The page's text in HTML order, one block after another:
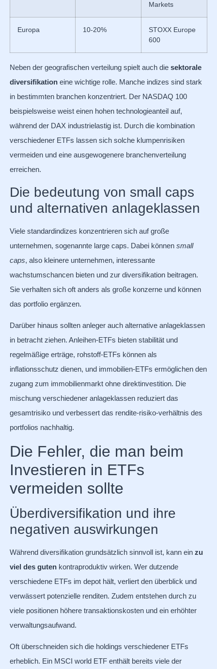
Markets
Europa 10-20%
STOXX Europe
600
Neben der geografischen verteilung spielt auch die sektorale
diversifikation eine wichtige rolle. Manche indizes sind stark
in bestimmten branchen konzentriert. Der NASDAQ 100
beispielsweise weist einen hohen technologieanteil auf,
während der DAX industrielastig ist. Durch die kombination
verschiedener ETFs lassen sich solche klumpenrisiken
vermeiden und eine ausgewogenere branchenverteilung
erreichen.
Die bedeutung von small caps
und alternativen anlageklassen
Viele standardindizes konzentrieren sich auf große
unternehmen, sogenannte large caps. Dabei können small
caps, also kleinere unternehmen, interessante
wachstumschancen bieten und zur diversifikation beitragen.
Sie verhalten sich oft anders als große konzerne und können
das portfolio ergänzen.
Darüber hinaus sollten anleger auch alternative anlageklassen
in betracht ziehen. Anleihen-ETFs bieten stabilität und
regelmäßige erträge, rohstoff-ETFs können als
inflationsschutz dienen, und immobilien-ETFs ermöglichen den
zugang zum immobilienmarkt ohne direktinvestition. Die
mischung verschiedener anlageklassen reduziert das
gesamtrisiko und verbessert das rendite-risiko-verhältnis des
portfolios nachhaltig.
Die Fehler, die man beim
Investieren in ETFs
vermeiden sollte
Überdiversifikation und ihre
negativen auswirkungen
Während diversifikation grundsätzlich sinnvoll ist, kann ein zu
viel des guten kontraproduktiv wirken. Wer dutzende
verschiedene ETFs im depot hält, verliert den überblick und
verwässert potenzielle renditen. Zudem entstehen durch zu
viele positionen höhere transaktionskosten und ein erhöhter
verwaltungsaufwand.
Oft überschneiden sich die holdings verschiedener ETFs
erheblich. Ein MSCI world ETF enthält bereits viele der